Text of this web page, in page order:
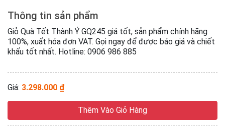
Thông tin sản phẩm
Giỏ Quà Tết Thành Ý GQ245 giá tốt, sản phẩm chính hãng
100%, xuất hóa đơn VAT. Gọi ngay để được báo giá và chiết
khấu tốt nhất. Hotline: 0906 986 885
Giá: 3.298.000 ₫
Thêm Vào Giỏ Hàng